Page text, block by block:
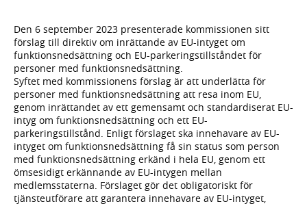
Den 6 september 2023 presenterade kommissionen sitt
förslag till direktiv om inrättande av EU-intyget om
funktionsnedsättning och EU-parkeringstillståndet för
personer med funktionsnedsättning.
Syftet med kommissionens förslag är att underlätta för
personer med funktionsnedsättning att resa inom EU,
genom inrättandet av ett gemensamt och standardiserat EU-
intyg om funktionsnedsättning och ett EU-
parkeringstillstånd. Enligt förslaget ska innehavare av EU-
intyget om funktionsnedsättning få sin status som person
med funktionsnedsättning erkänd i hela EU, genom ett
ömsesidigt erkännande av EU-intygen mellan
medlemsstaterna. Förslaget gör det obligatoriskt för
tjänsteutförare att garantera innehavare av EU-intyget,